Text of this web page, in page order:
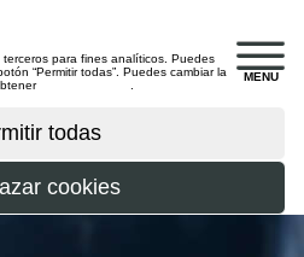
MENU
para fines analíticos. Puedes
“Permitir todas”. Puedes cambiar la